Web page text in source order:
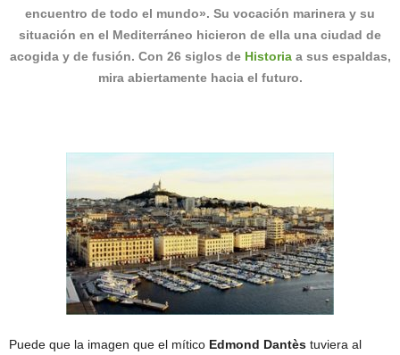
encuentro de todo el mundo». Su vocación marinera y su
situación en el Mediterráneo hicieron de ella una ciudad de
acogida y de fusión. Con 26 siglos de Historiaa sus espaldas,
mira abiertamente hacia el futuro.
Puede que la imagen que el mítico Edmond Dantès tuviera al